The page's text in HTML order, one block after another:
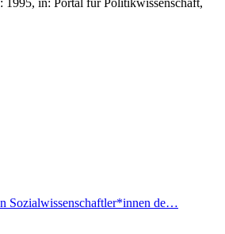
Sozialwissenschaftler*innen de…